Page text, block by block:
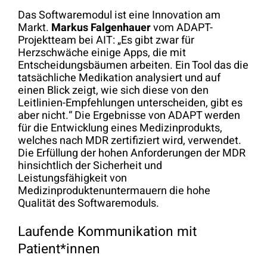
Das Softwaremodul ist eine Innovation am
Markt. Markus Falgenhauervom ADAPT-
Projektteam bei AIT: „Es gibt zwar für
Herzschwäche einige Apps, die mit
Entscheidungsbäumen arbeiten. Ein Tool das die
tatsächliche Medikation analysiert und auf
einen Blick zeigt, wie sich diese von den
Leitlinien-Empfehlungen unterscheiden, gibt es
aber nicht.“ Die Ergebnisse von ADAPT werden
für die Entwicklung eines Medizinprodukts,
welches nach MDR zertifiziert wird, verwendet.
Die Erfüllung der hohen Anforderungen der MDR
hinsichtlich der Sicherheit und
Leistungsfähigkeit von
Medizinproduktenuntermauern die hohe
Qualität des Softwaremoduls.
Laufende Kommunikation mit
Patient*innen